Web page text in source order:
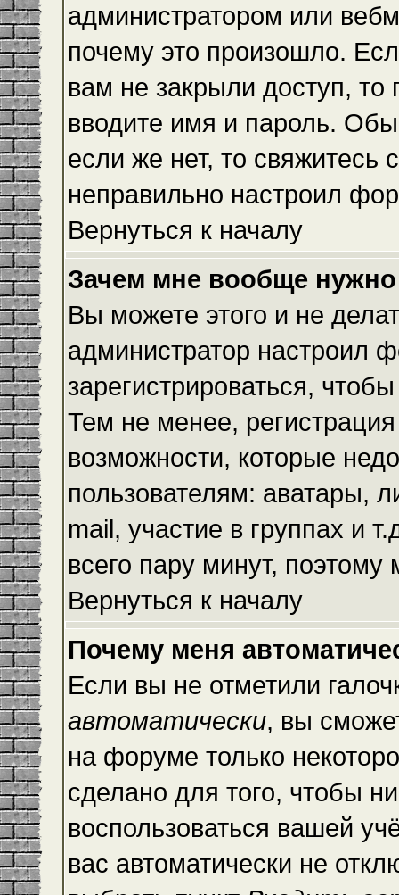
администратором или
почему это произошло.
вам не закрыли доступ,
вводите имя и пароль.
если же нет, то свяжитесь
неправильно настроил
Вернуться к началу
Зачем мне вообще нужно
Вы можете этого и не
администратор настроил
зарегистрироваться,
Тем не менее,
возможности, которые
пользователям: аватары,
mail, участие в группах и
всего пару минут,
Вернуться к началу
Почему меня
Если вы не отметили
автоматически, вы
на форуме только
сделано для того, чтобы
воспользоваться вашей
вас автоматически не